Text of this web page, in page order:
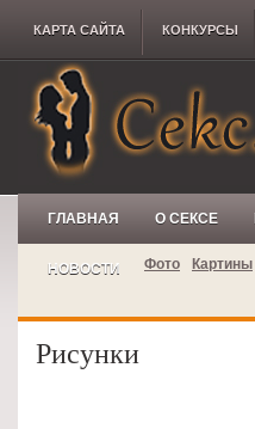
КАРТА САЙТА КОНКУРCЫ
ГЛАВНАЯ О СЕКСЕ
НОВОСТИ Фото Картины
Рисунки